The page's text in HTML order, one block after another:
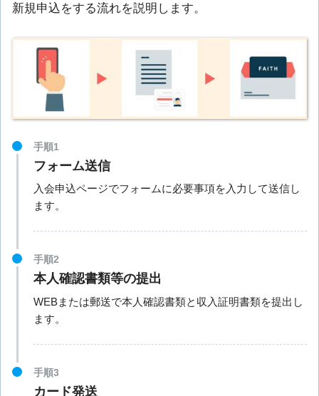
新規申込をする流れを説明します。
手順1
フォーム送信
入会申込ページでフォームに必要事項を入力して送信し
ます。
手順2
本人確認書類等の提出
WEBまたは郵送で本人確認書類と収入証明書類を提出し
ます。
手順3
カード発送